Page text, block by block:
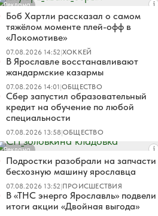
Реклама
Боб Хартли рассказал о самом
тяжёлом моменте плей-офф в
«Локомотиве»
07.08.2026 14:52|ХОККЕЙ
В Ярославле восстанавливают
жандармские казармы
07.08.2026 14:01|ОБЩЕСТВО
Сбер запустил образовательный
кредит на обучение по любой
специальности
07.08.2026 13:58|ОБЩЕСТВО
Реклама
Подростки разобрали на запчасти
бесхозную машину ярославца
07.08.2026 13:52|ПРОИСШЕСТВИЯ
В «ТНС энерго Ярославль» подвели
итоги акции «Двойная выгода»